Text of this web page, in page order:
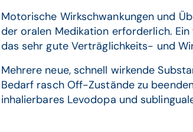
Motorische Wirkschwankungen und
der oralen Medikation erforderlich.
das sehr gute Verträglichkeits- und
Mehrere neue, schnell wirkende
Bedarf rasch Off-Zustände zu
inhalierbares Levodopa und